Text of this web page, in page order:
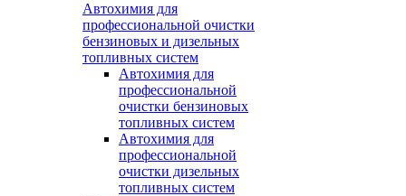
Автохимия для
профессиональной очистки
бензиновых и дизельных
топливных систем
Автохимия для
профессиональной
очистки бензиновых
топливных систем
Автохимия для
профессиональной
очистки дизельных
топливных систем